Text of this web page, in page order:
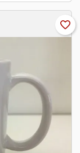
favorite_border